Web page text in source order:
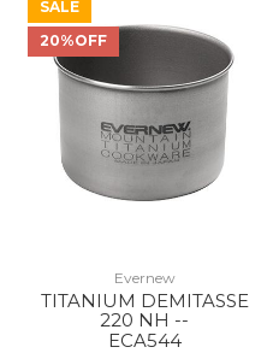
SALE
20%OFF
Evernew
TITANIUM DEMITASSE
220 NH --
ECA544